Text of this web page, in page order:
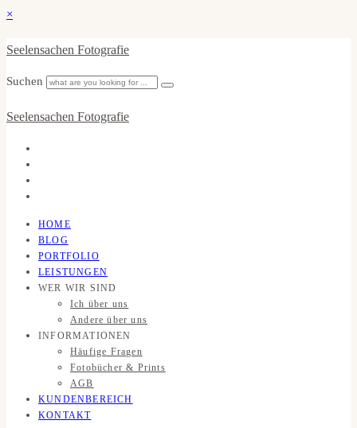
×
Seelensachen Fotografie
Suchen
Seelensachen Fotografie
HOME
BLOG
PORTFOLIO
LEISTUNGEN
WER WIR SIND
Ich über uns
Andere über uns
INFORMATIONEN
Häufige Fragen
Fotobücher & Prints
AGB
KUNDENBEREICH
KONTAKT